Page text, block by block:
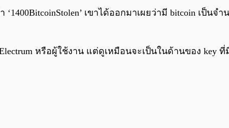
เขาได้ออกมาเผยว่ามี bitcoin เป็น
หรือผู้ใช้งาน แต่ดูเหมือนจะเป็นในด้านของ key